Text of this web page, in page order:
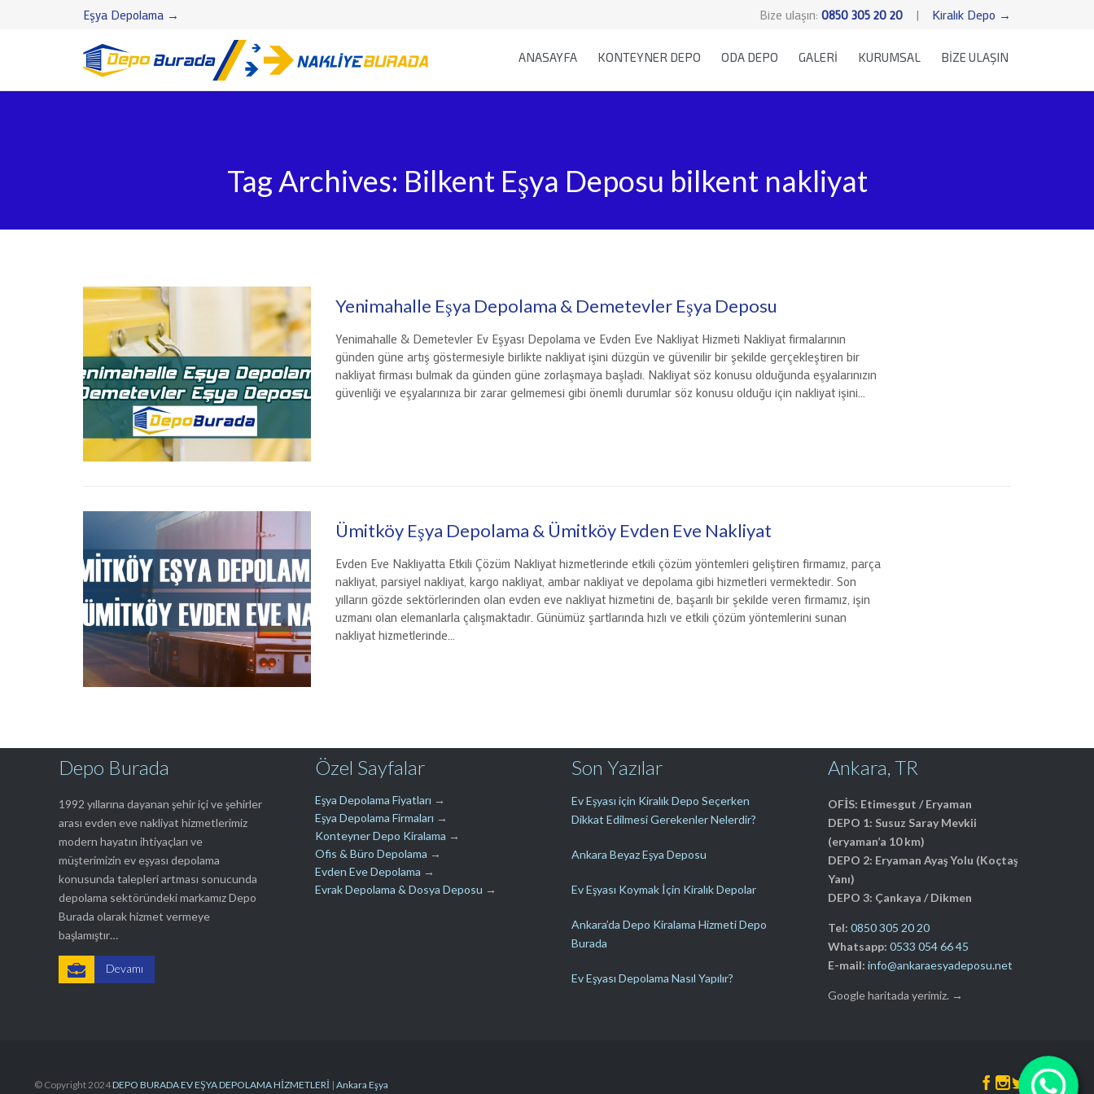
Eşya Depolama → Bize ulaşın: 0850 305 20 20 | Kiralık Depo →
content
ANASAYFA KONTEYNER DEPO ODA DEPO GALERİ KURUMSAL BİZE ULAŞIN
Tag Archives: Bilkent Eşya Deposu bilkent nakliyat
Yenimahalle Eşya Depolama & Demetevler Eşya Deposu
Yenimahalle & Demetevler Ev Eşyası Depolama ve Evden Eve Nakliyat Hizmeti Nakliyat firmalarının
günden güne artış göstermesiyle birlikte nakliyat işini düzgün ve güvenilir bir şekilde gerçekleştiren bir
nakliyat firması bulmak da günden güne zorlaşmaya başladı. Nakliyat söz konusu olduğunda eşyalarınızın
güvenliği ve eşyalarınıza bir zarar gelmemesi gibi önemli durumlar söz konusu olduğu için nakliyat işini…
Ümitköy Eşya Depolama & Ümitköy Evden Eve Nakliyat
Evden Eve Nakliyatta Etkili Çözüm Nakliyat hizmetlerinde etkili çözüm yöntemleri geliştiren firmamız, parça
nakliyat, parsiyel nakliyat, kargo nakliyat, ambar nakliyat ve depolama gibi hizmetleri vermektedir. Son
yılların gözde sektörlerinden olan evden eve nakliyat hizmetini de, başarılı bir şekilde veren firmamız, işin
uzmanı olan elemanlarla çalışmaktadır. Günümüz şartlarında hızlı ve etkili çözüm yöntemlerini sunan
nakliyat hizmetlerinde…
Depo Burada
1992 yıllarına dayanan şehir içi ve şehirler
arası evden eve nakliyat hizmetlerimiz
modern hayatın ihtiyaçları ve
müşterimizin ev eşyası depolama
konusunda talepleri artması sonucunda
depolama sektöründeki markamız Depo
Burada olarak hizmet vermeye
başlamıştır…
 Devamı
Özel Sayfalar
Eşya Depolama Fiyatları →
Eşya Depolama Firmaları →
Konteyner Depo Kiralama →
Ofis & Büro Depolama →
Evden Eve Depolama →
Evrak Depolama & Dosya Deposu →
Son Yazılar
Ev Eşyası için Kiralık Depo Seçerken
Dikkat Edilmesi Gerekenler Nelerdir?
Ankara Beyaz Eşya Deposu
Ev Eşyası Koymak İçin Kiralık Depolar
Ankara’da Depo Kiralama Hizmeti Depo
Burada
Ev Eşyası Depolama Nasıl Yapılır?
Ankara, TR
OFİS: Etimesgut / Eryaman
DEPO 1: Susuz Saray Mevkii
(eryaman’a 10 km)
DEPO 2: Eryaman Ayaş Yolu (Koçtaş
Yanı)
DEPO 3: Çankaya / Dikmen
Tel: 0850 305 20 20
Whatsapp: 0533 054 66 45
E-mail: info@ankaraesyadeposu.net
Google haritada yerimiz. →
© Copyright 2024DEPO BURADA EV EŞYA DEPOLAMA HİZMETLERİ | Ankara Eşya
  